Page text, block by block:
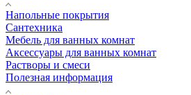
Напольные покрытия
Сантехника
Мебель для ванных комнат
Аксессуары для ванных комнат
Растворы и смеси
Полезная информация